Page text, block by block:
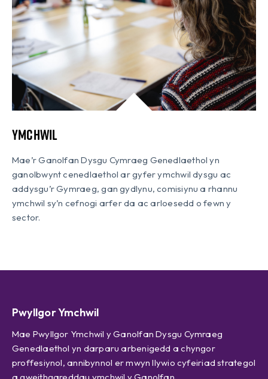
Ymchwil
Mae’r Ganolfan Dysgu Cymraeg Genedlaethol yn
ganolbwynt cenedlaethol ar gyfer ymchwil dysgu ac
addysgu’r Gymraeg, gan gydlynu, comisiynu a rhannu
ymchwil sy’n cefnogi arfer da ac arloesedd o fewn y
sector.
Pwyllgor Ymchwil
Mae Pwyllgor Ymchwil y Ganolfan Dysgu Cymraeg
Genedlaethol yn darparu arbenigedd a chyngor
proffesiynol, annibynnol er mwyn llywio cyfeiriad strategol
a gweithgareddau ymchwil y Ganolfan.